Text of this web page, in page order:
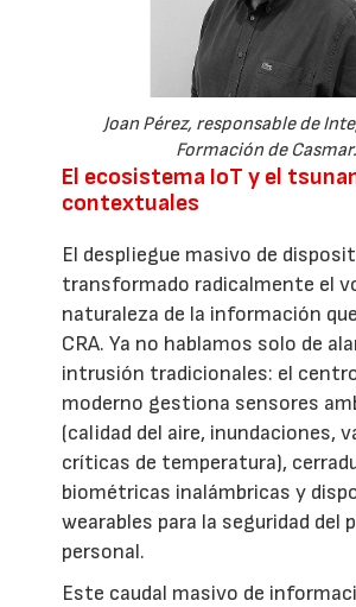
Joan Pérez, responsable de
Formación de Casmar.
El ecosistema IoT y el
contextuales
El despliegue masivo de
transformado radicalmente el
naturaleza de la información
CRA. Ya no hablamos solo de
intrusión tradicionales: el
moderno gestiona sensores
(calidad del aire, inundaciones,
críticas de temperatura),
biométricas inalámbricas y
wearables para la seguridad del
personal.
Este caudal masivo de